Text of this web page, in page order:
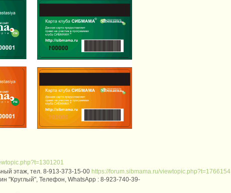
этаж, тел. 8-913-373-15-00 https://forum.sibmama.ru/viewtopic.php?t=1766154
"Круглый", Телефон, WhatsApp : 8-923-740-39-